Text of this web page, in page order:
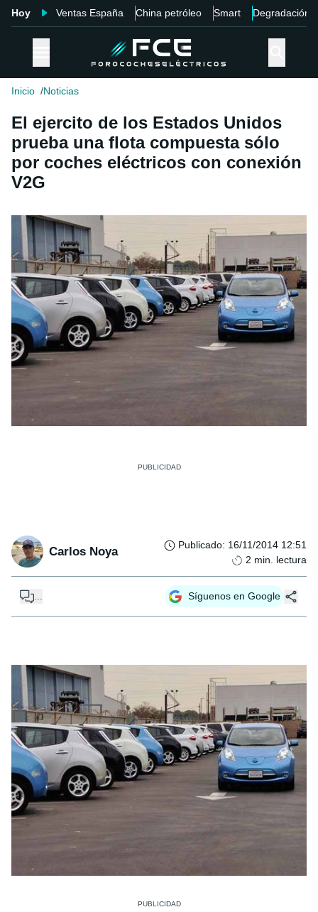
Hoy Ventas España China petróleo Smart Degradación
Inicio Noticias
El ejercito de los Estados Unidos
prueba una flota compuesta sólo
por coches eléctricos con conexión
V2G
Carlos Noya Publicado: 16/11/2014 12:51
2 min. lectura
Síguenos en Google